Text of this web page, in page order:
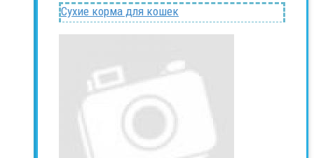
Сухие корма для кошек